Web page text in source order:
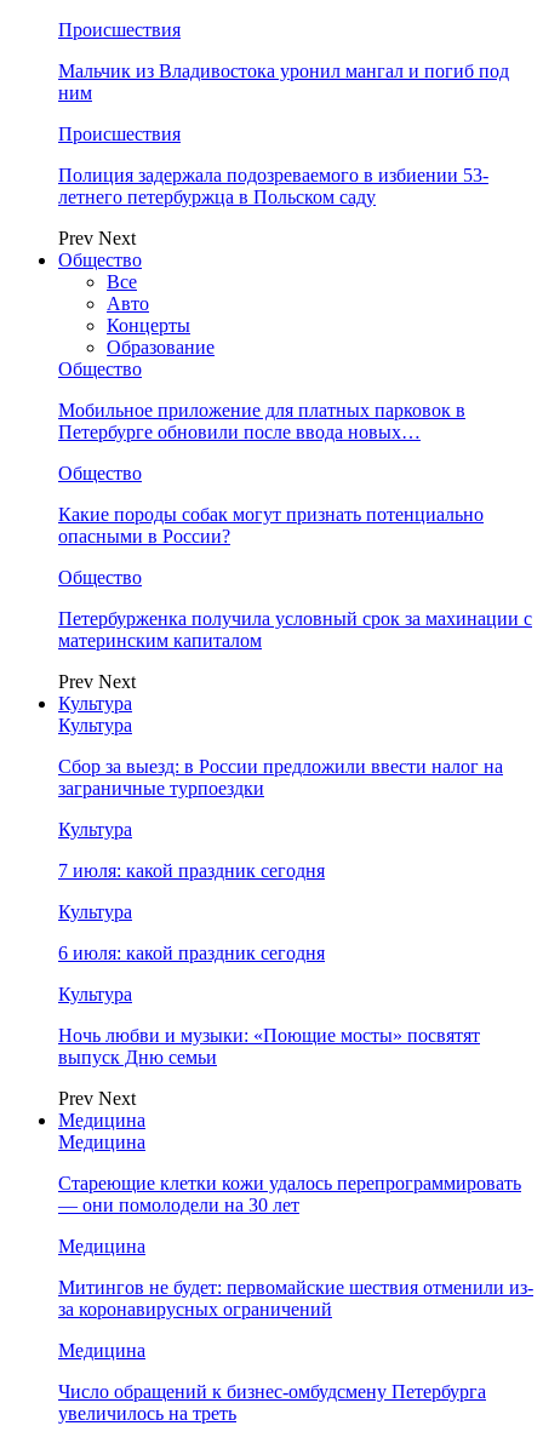
Происшествия
Мальчик из Владивостока уронил мангал и погиб под
ним
Происшествия
Полиция задержала подозреваемого в избиении 53-
летнего петербуржца в Польском саду
Prev Next
Общество
Все
Авто
Концерты
Образование
Общество
Мобильное приложение для платных парковок в
Петербурге обновили после ввода новых…
Общество
Какие породы собак могут признать потенциально
опасными в России?
Общество
Петербурженка получила условный срок за махинации с
материнским капиталом
Prev Next
Культура
Культура
Сбор за выезд: в России предложили ввести налог на
заграничные турпоездки
Культура
7 июля: какой праздник сегодня
Культура
6 июля: какой праздник сегодня
Культура
Ночь любви и музыки: «Поющие мосты» посвятят
выпуск Дню семьи
Prev Next
Медицина
Медицина
Стареющие клетки кожи удалось перепрограммировать
— они помолодели на 30 лет
Медицина
Митингов не будет: первомайские шествия отменили из-
за коронавирусных ограничений
Медицина
Число обращений к бизнес-омбудсмену Петербурга
увеличилось на треть